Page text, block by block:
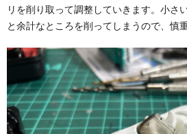
リを削り取って調整していきます。小さ
と余計なところを削ってしまうので、慎